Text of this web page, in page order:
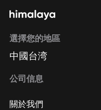
選擇您的地區
中國台湾
公司信息
關於我們